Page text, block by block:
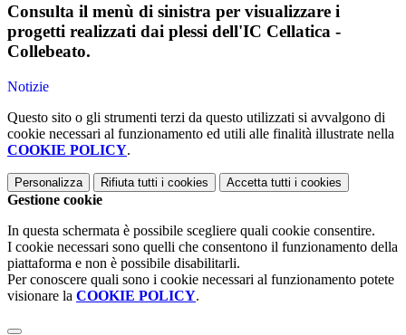
Consulta il menù di sinistra per visualizzare i
progetti realizzati dai plessi dell'IC Cellatica -
Collebeato.
Notizie
Questo sito o gli strumenti terzi da questo utilizzati si avvalgono di
cookie necessari al funzionamento ed utili alle finalità illustrate nella
COOKIE POLICY.
Personalizza Rifiuta tutti i cookies Accetta tutti i cookies
Gestione cookie
In questa schermata è possibile scegliere quali cookie consentire.
I cookie necessari sono quelli che consentono il funzionamento della
piattaforma e non è possibile disabilitarli.
Per conoscere quali sono i cookie necessari al funzionamento potete
visionare la COOKIE POLICY.